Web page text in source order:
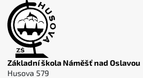
Základní škola Náměšť nad Oslavou
Husova 579